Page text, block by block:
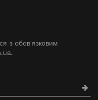
з обов'язковим